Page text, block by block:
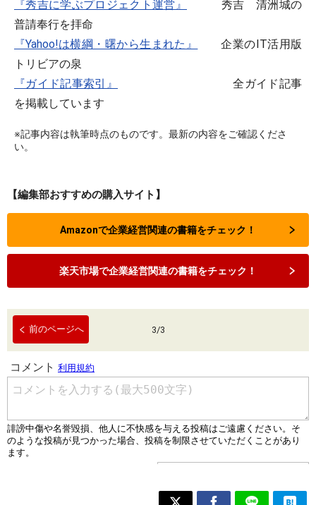
『秀吉に学ぶプロジェクト運営』
秀吉 清洲城の
普請奉行を拝命
『Yahoo!は横綱・曙から生まれた』
企業のIT活用版
トリビアの泉
『ガイド記事索引』
全ガイド記事
を掲載しています
※記事内容は執筆時点のものです。最新の内容をご確認くださ
い。
【編集部おすすめの購入サイト】
Amazonで企業経営関連の書籍をチェック！
楽天市場で企業経営関連の書籍をチェック！
前のページへ 3/3